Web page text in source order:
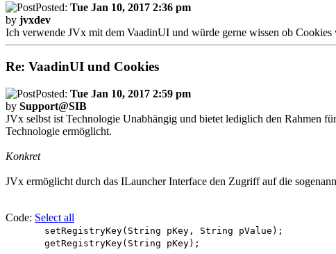
Posted: Tue Jan 10, 2017 2:36 pm
by jvxdev
Ich verwende JVx mit dem VaadinUI und würde gerne wissen ob
Re: VaadinUI und Cookies
Posted: Tue Jan 10, 2017 2:59 pm
by Support@SIB
JVx selbst ist Technologie Unabhängig und bietet lediglich den Rahmen
Technologie ermöglicht.
Konkret
JVx ermöglicht durch das ILauncher Interface den Zugriff auf die
Code: Select all
setRegistryKey(String pKey, String pValue);
getRegistryKey(String pKey);